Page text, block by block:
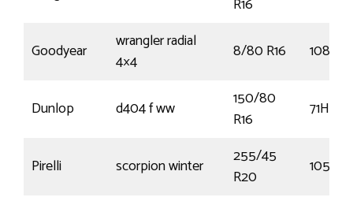
R16
Goodyear
wrangler radial
4×4
8/80 R16 108N
Dunlop d404 f ww
150/80
R16
71H
Pirelli scorpion winter
255/45
R20
105V